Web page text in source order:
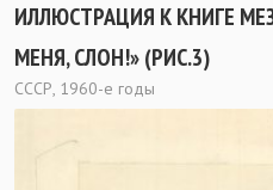
ИЛЛЮСТРАЦИЯ К КНИГЕ
МЕНЯ, СЛОН!» (РИС.3)
СССР, 1960-е годы